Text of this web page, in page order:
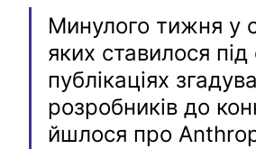
Минулого тижня у
яких ставилося
публікаціях
розробників до
йшлося про